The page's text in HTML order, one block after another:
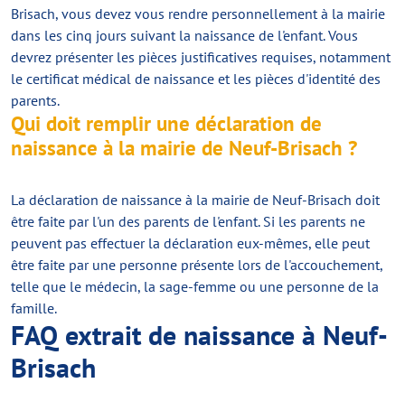
Brisach, vous devez vous rendre personnellement à la mairie
dans les cinq jours suivant la naissance de l'enfant. Vous
devrez présenter les pièces justificatives requises, notamment
le certificat médical de naissance et les pièces d'identité des
parents.
Qui doit remplir une déclaration de
naissance à la mairie de Neuf-Brisach ?
La déclaration de naissance à la mairie de Neuf-Brisach doit
être faite par l'un des parents de l'enfant. Si les parents ne
peuvent pas effectuer la déclaration eux-mêmes, elle peut
être faite par une personne présente lors de l'accouchement,
telle que le médecin, la sage-femme ou une personne de la
famille.
FAQ extrait de naissance à Neuf-
Brisach